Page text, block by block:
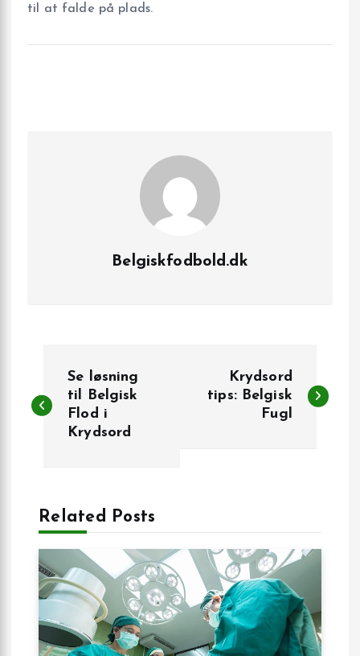
til at falde på plads.
Belgiskfodbold.dk
n
æ
g
s
n
Se løsning
til Belgisk
Flod i
Krydsord
Krydsord
tips: Belgisk
Fugl
Related Posts